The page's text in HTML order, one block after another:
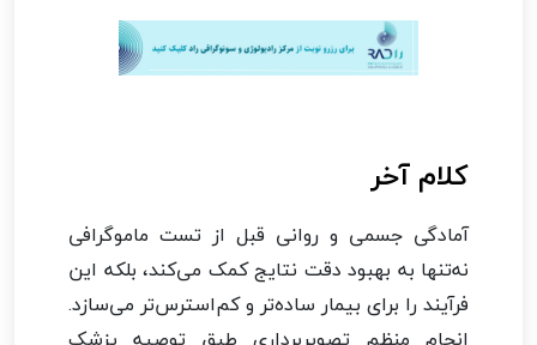
کلام آخر
آمادگی جسمی و روانی قبل از تست ماموگرافی
نه‌تنها به بهبود دقت نتایج کمک می‌کند، بلکه این
فرآیند را برای بیمار ساده‌تر و کم‌استرس‌تر می‌سازد.